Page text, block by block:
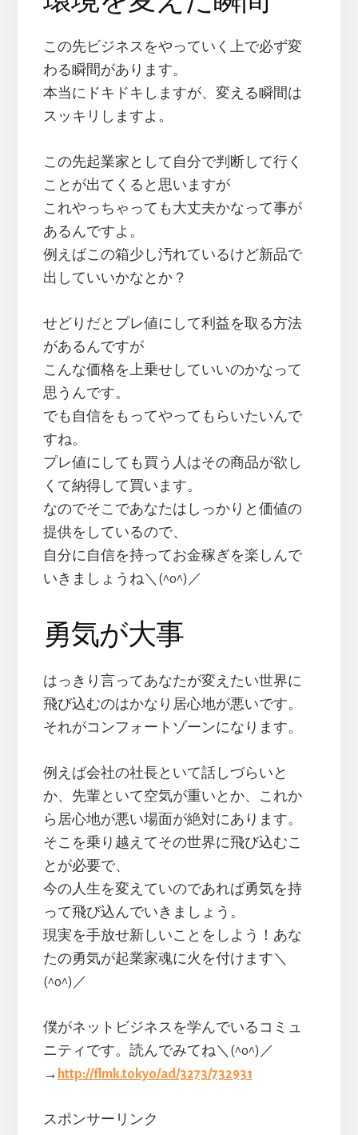
この先ビジネスをやっていく上で必ず変
わる瞬間があります。
本当にドキドキしますが、変える瞬間は
スッキリしますよ。
この先起業家として自分で判断して行く
ことが出てくると思いますが
これやっちゃっても大丈夫かなって事が
あるんですよ。
例えばこの箱少し汚れているけど新品で
出していいかなとか？
せどりだとプレ値にして利益を取る方法
があるんですが
こんな価格を上乗せしていいのかなって
思うんです。
でも自信をもってやってもらいたいんで
すね。
プレ値にしても買う人はその商品が欲し
くて納得して買います。
なのでそこであなたはしっかりと価値の
提供をしているので、
自分に自信を持ってお金稼ぎを楽しんで
いきましょうね＼(^o^)／
勇気が大事
はっきり言ってあなたが変えたい世界に
飛び込むのはかなり居心地が悪いです。
それがコンフォートゾーンになります。
例えば会社の社長といて話しづらいと
か、先輩といて空気が重いとか、これか
ら居心地が悪い場面が絶対にあります。
そこを乗り越えてその世界に飛び込むこ
とが必要で、
今の人生を変えていのであれば勇気を持
って飛び込んでいきましょう。
現実を手放せ新しいことをしよう！あな
たの勇気が起業家魂に火を付けます＼
(^o^)／
僕がネットビジネスを学んでいるコミュ
ニティです。読んでみてね＼(^o^)／
→ http://flmk.tokyo/ad/3273/732931
スポンサーリンク